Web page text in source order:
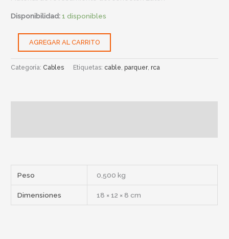
Disponibilidad:1 disponibles
AGREGAR AL CARRITO
Categoría: Cables Etiquetas: cable,parquer,rca
Peso 0,500 kg
Dimensiones 18 × 12 × 8 cm